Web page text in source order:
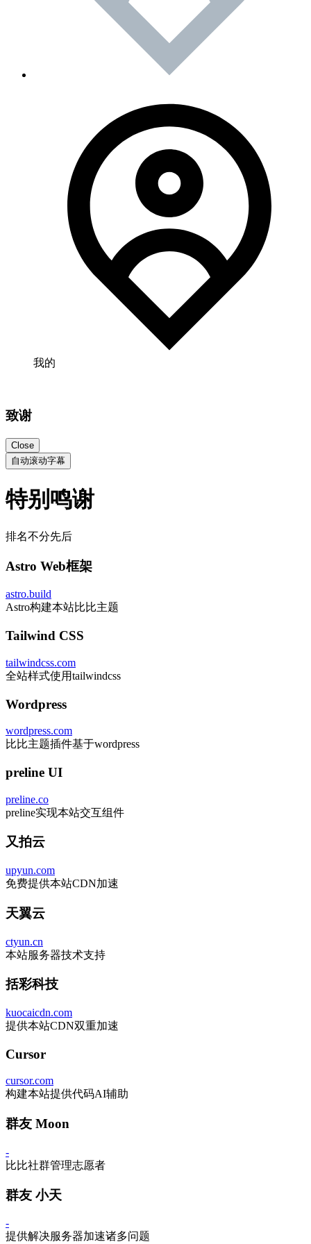
我的
致谢
Close
自动滚动字幕
特别鸣谢
排名不分先后
Astro Web框架
astro.build
Astro构建本站比比主题
Tailwind CSS
tailwindcss.com
全站样式使用tailwindcss
Wordpress
wordpress.com
比比主题插件基于wordpress
preline UI
preline.co
preline实现本站交互组件
又拍云
upyun.com
免费提供本站CDN加速
天翼云
ctyun.cn
本站服务器技术支持
括彩科技
kuocaicdn.com
提供本站CDN双重加速
Cursor
cursor.com
构建本站提供代码AI辅助
群友 Moon
-
比比社群管理志愿者
群友 小天
-
提供解决服务器加速诸多问题